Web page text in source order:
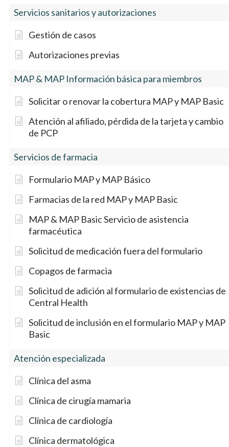
Servicios sanitarios y autorizaciones
Gestión de casos
Autorizaciones previas
MAP & MAP Información básica para miembros
Solicitar o renovar la cobertura MAP y MAP Basic
Atención al afiliado, pérdida de la tarjeta y cambio
de PCP
Servicios de farmacia
Formulario MAP y MAP Básico
Farmacias de la red MAP y MAP Basic
MAP & MAP Basic Servicio de asistencia
farmacéutica
Solicitud de medicación fuera del formulario
Copagos de farmacia
Solicitud de adición al formulario de existencias de
Central Health
Solicitud de inclusión en el formulario MAP y MAP
Basic
Atención especializada
Clínica del asma
Clínica de cirugía mamaria
Clínica de cardiología
Clínica dermatológica